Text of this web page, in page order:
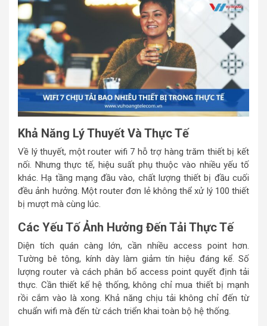
Khả Năng Lý Thuyết Và Thực Tế
Về lý thuyết, một router wifi 7 hỗ trợ hàng trăm thiết bị kết
nối. Nhưng thực tế, hiệu suất phụ thuộc vào nhiều yếu tố
khác. Hạ tầng mạng đầu vào, chất lượng thiết bị đầu cuối
đều ảnh hưởng. Một router đơn lẻ không thể xử lý 100 thiết
bị mượt mà cùng lúc.
Các Yếu Tố Ảnh Hưởng Đến Tải Thực Tế
Diện tích quán càng lớn, cần nhiều access point hơn.
Tường bê tông, kính dày làm giảm tín hiệu đáng kể. Số
lượng router và cách phân bổ access point quyết định tải
thực. Cần thiết kế hệ thống, không chỉ mua thiết bị mạnh
rồi cắm vào là xong. Khả năng chịu tải không chỉ đến từ
chuẩn wifi mà đến từ cách triển khai toàn bộ hệ thống.